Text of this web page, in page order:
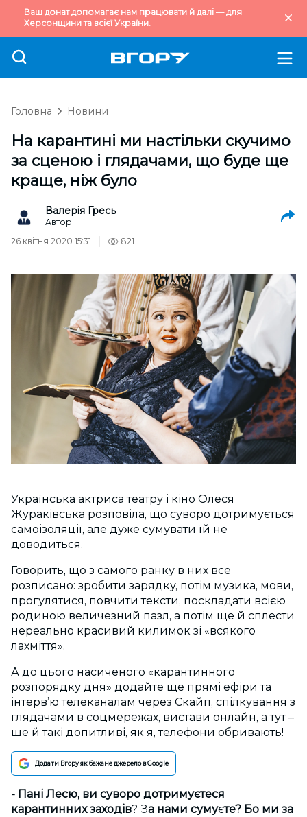
Ваш донат допомагає нам працювати й далі — для
Херсонщини та всієї України.
Головна Новини
На карантині ми настільки скучимо
за сценою і глядачами, що буде ще
краще, ніж було
Валерія Гресь
Автор
26 квітня 2020 15:31
821
Українська актриса театру і кіно Олеся
Жураківська розповіла, що суворо дотримується
самоізоляції, але дуже сумувати їй не
доводиться.
Говорить, що з самого ранку в них все
розписано: зробити зарядку, потім музика, мови,
прогулятися, повчити тексти, поскладати всією
родиною величезний пазл, а потім ще й сплести
нереально красивий килимок зі «всякого
лахміття».
А до цього насиченого «карантинного
розпорядку дня» додайте ще прямі ефіри та
інтерв’ю телеканалам через Скайп, спілкування з
глядачами в соцмережах, вистави онлайн, а тут –
ще й такі допитливі, як я, телефони обривають!
Додати Вгору як бажане джерело в Google
- Пані Лесю, ви суворо дотримуєтеся
карантинних заходів? За нами сумуєте? Бо ми за